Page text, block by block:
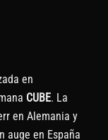
en
CUBE. La
en Alemania y
auge en España